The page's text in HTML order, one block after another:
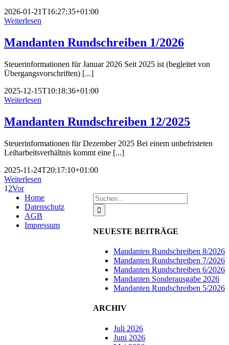
2026-01-21T16:27:35+01:00
Weiterlesen
Mandanten Rundschreiben 1/2026
Steuerinformationen für Januar 2026 Seit 2025 ist (begleitet von
Übergangsvorschriften) [...]
2025-12-15T10:18:36+01:00
Weiterlesen
Mandanten Rundschreiben 12/2025
Steuerinformationen für Dezember 2025 Bei einem unbefristeten
Leiharbeitsverhältnis kommt eine [...]
2025-11-24T20:17:10+01:00
Weiterlesen
1 2Vor
Suche
nach:
NEUESTE BEITRÄGE
Mandanten Rundschreiben 8/2026
Mandanten Rundschreiben 7/2026
Mandanten Rundschreiben 6/2026
Mandanten Sonderausgabe 2026
Mandanten Rundschreiben 5/2026
ARCHIV
Juli 2026
Juni 2026
Home
Datenschutz
AGB
Impressum